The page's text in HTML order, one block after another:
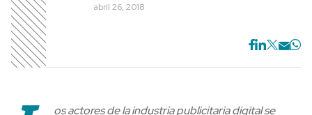
abril 26, 2018
os actores de la industria publicitaria digital se